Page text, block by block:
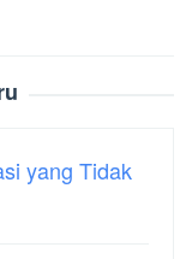
yang Tidak